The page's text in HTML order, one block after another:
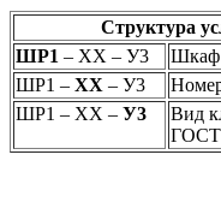
Структура
ШР1 – ХХ – У3
Шкаф
ШР1 – ХХ – У3
ШР1 – ХХ – У3
Вид
ГОСТ